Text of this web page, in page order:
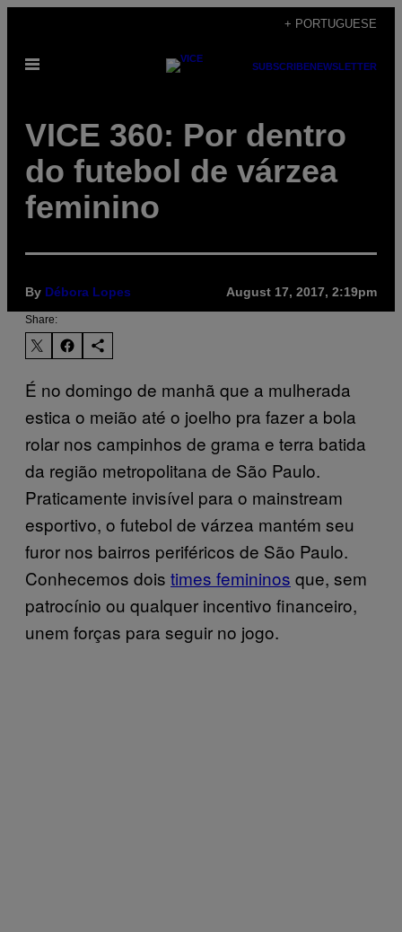
content
+ PORTUGUESE
Open
SUBSCRIBENEWSLETTER
VICE 360: Por dentro
do futebol de várzea
feminino
By Débora Lopes August 17, 2017, 2:19pm
Share:
É no domingo de manhã que a mulherada
estica o meião até o joelho pra fazer a bola
rolar nos campinhos de grama e terra batida
da região metropolitana de São Paulo.
Praticamente invisível para o mainstream
esportivo, o futebol de várzea mantém seu
furor nos bairros periféricos de São Paulo.
Conhecemos dois times femininos que, sem
patrocínio ou qualquer incentivo financeiro,
unem forças para seguir no jogo.